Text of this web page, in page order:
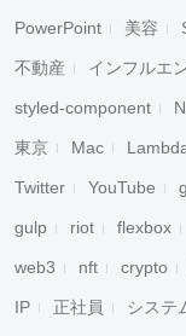
PowerPoint 美容
不動産 インフルエ
styled-component
東京 Mac
Twitter YouTube
gulp riot flexbox
web3 nft crypto
IP 正社員 システ